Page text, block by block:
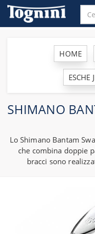
HOME
ESCHE
SHIMANO
Lo Shimano Bantam
che combina doppie
bracci sono